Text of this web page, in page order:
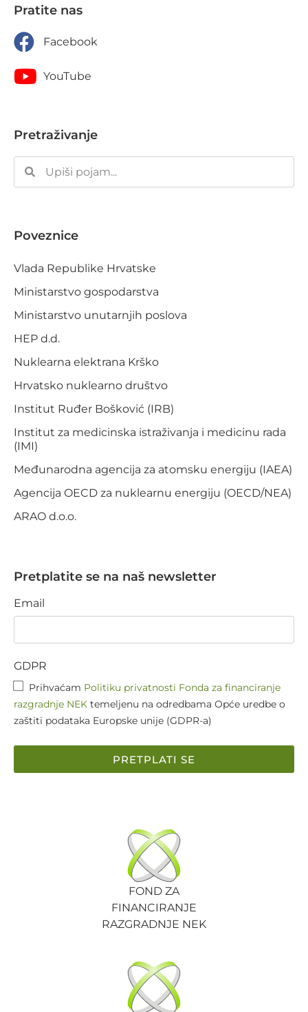
Pratite nas
Facebook
YouTube
Pretraživanje
Poveznice
Vlada Republike Hrvatske
Ministarstvo gospodarstva
Ministarstvo unutarnjih poslova
HEP d.d.
Nuklearna elektrana Krško
Hrvatsko nuklearno društvo
Institut Ruđer Bošković (IRB)
Institut za medicinska istraživanja i medicinu rada
(IMI)
Međunarodna agencija za atomsku energiju (IAEA)
Agencija OECD za nuklearnu energiju (OECD/NEA)
ARAO d.o.o.
Pretplatite se na naš newsletter
Email
GDPR
Prihvaćam Politiku privatnosti Fonda za financiranje
razgradnje NEK temeljenu na odredbama Opće uredbe o
zaštiti podataka Europske unije (GDPR-a)
PRETPLATI SE
FOND ZA
FINANCIRANJE
RAZGRADNJE NEK